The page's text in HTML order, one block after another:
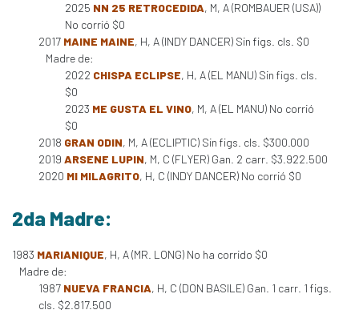
2025 NN 25 RETROCEDIDA, M, A (ROMBAUER (USA))
No corrió $0
2017 MAINE MAINE, H, A (INDY DANCER) Sin figs. cls. $0
Madre de:
2022 CHISPA ECLIPSE, H, A (EL MANU) Sin figs. cls.
$0
2023 ME GUSTA EL VINO, M, A (EL MANU) No corrió
$0
2018 GRAN ODIN, M, A (ECLIPTIC) Sin figs. cls. $300.000
2019 ARSENE LUPIN, M, C (FLYER) Gan. 2 carr. $3.922.500
2020 MI MILAGRITO, H, C (INDY DANCER) No corrió $0
2da Madre:
1983 MARIANIQUE, H, A (MR. LONG) No ha corrido $0
Madre de:
1987 NUEVA FRANCIA, H, C (DON BASILE) Gan. 1 carr. 1 figs.
cls. $2.817.500